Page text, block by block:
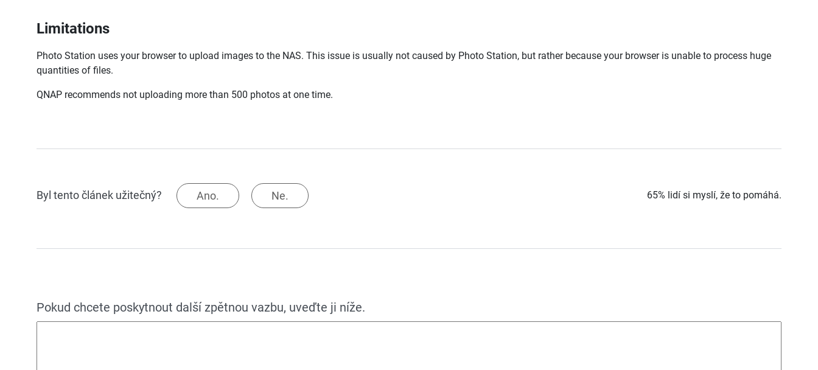
Limitations
Photo Station uses your browser to upload images to the NAS. This issue is usually not caused by Photo Station, but rather because your browser is unable to process huge
quantities of files.
QNAP recommends not uploading more than 500 photos at one time.
Byl tento článek užitečný? Ano. Ne. 65% lidí si myslí, že to pomáhá.
Pokud chcete poskytnout další zpětnou vazbu, uveďte ji níže.